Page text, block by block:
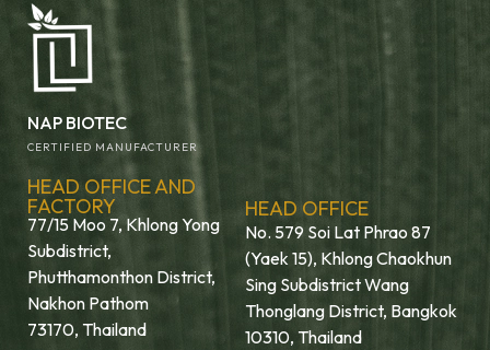
NAP BIOTEC
CERTIFIED MANUFACTURER
HEAD OFFICE AND
FACTORY
77/15 Moo 7, Khlong Yong
Subdistrict,
Phutthamonthon District,
Nakhon Pathom
73170, Thailand
HEAD OFFICE
No. 579 Soi Lat Phrao 87
(Yaek 15), Khlong Chaokhun
Sing Subdistrict Wang
Thonglang District, Bangkok
10310, Thailand